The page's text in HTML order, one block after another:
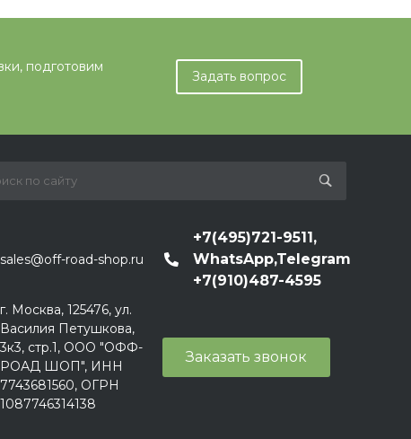
подготовим
Задать вопрос
sales@off-road-shop.ru
+7(495)721-9511,
WhatsApp,Telegram
+7(910)487-4595
г. Москва, 125476, ул.
Василия Петушкова,
3к3, стр.1, ООО "ОФФ-
РОАД ШОП", ИНН
7743681560, ОГРН
1087746314138
Заказать звонок